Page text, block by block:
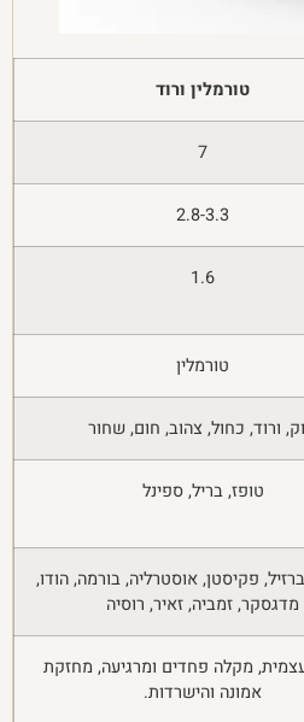
טורמלין ורוד
7
2.8-3.3
1.6
טורמלין
ורוד, כחול, צהוב, חום, שחור
טופז, בריל, ספינל
פקיסטן, אוסטרליה, בורמה, הודו,
מדגסקר, זמביה, זאיר, רוסיה
מקלה פחדים ומרגיעה, מחזקת
אמונה והישרדות.